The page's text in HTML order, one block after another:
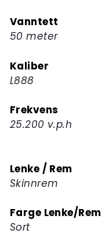
Vanntett
50 meter
Kaliber
L888
Frekvens
25.200 v.p.h
Lenke / Rem
Skinnrem
Farge Lenke/Rem
Sort